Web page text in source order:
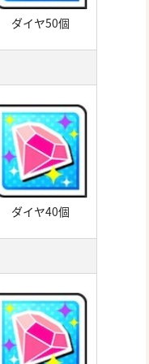
ダイヤ50個
ダイヤ40個